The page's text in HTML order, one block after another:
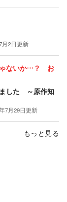
月2日更新
ゃないか…？ お
した ～原作知
7月29日更新
もっと見る